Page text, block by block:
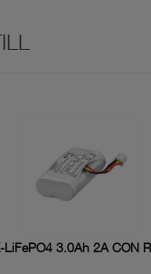
LiFePO4 3.0Ah 2A CON